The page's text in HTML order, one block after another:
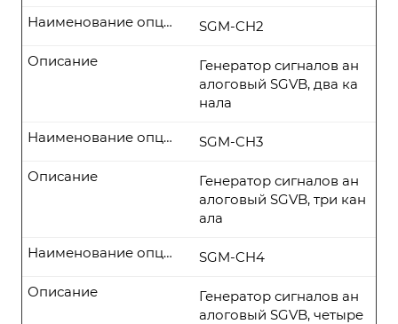
SGM-CH2
Наименование опции
Генератор сигналов ан
алоговый SGVB, два ка
нала
Описание
SGM-CH3
Наименование опции
Генератор сигналов ан
алоговый SGVB, три кан
ала
Описание
SGM-CH4
Наименование опции
Генератор сигналов ан
алоговый SGVB, четыре
Описание